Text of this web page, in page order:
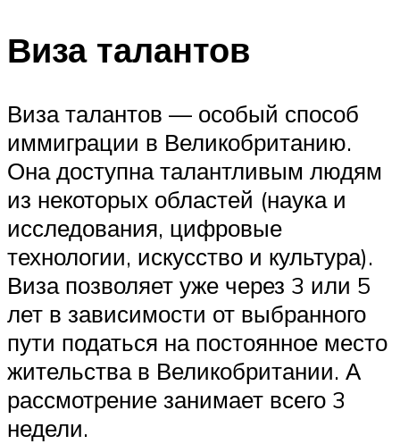
Виза талантов
Виза талантов — особый способ
иммиграции в Великобританию.
Она доступна талантливым людям
из некоторых областей (наука и
исследования, цифровые
технологии, искусство и культура).
Виза позволяет уже через 3 или 5
лет в зависимости от выбранного
пути податься на постоянное место
жительства в Великобритании. А
рассмотрение занимает всего 3
недели.